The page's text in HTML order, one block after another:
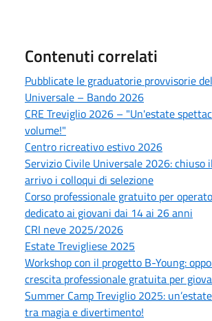
Contenuti correlati
Pubblicate le graduatorie provvisorie
Universale – Bando 2026
CRE Treviglio 2026 – "Un'estate
volume!"
Centro ricreativo estivo 2026
Servizio Civile Universale 2026: chiuso
arrivo i colloqui di selezione
Corso professionale gratuito per
dedicato ai giovani dai 14 ai 26 anni
CRI neve 2025/2026
Estate Trevigliese 2025
Workshop con il progetto B-Young:
crescita professionale gratuita per
Summer Camp Treviglio 2025:
tra magia e divertimento!